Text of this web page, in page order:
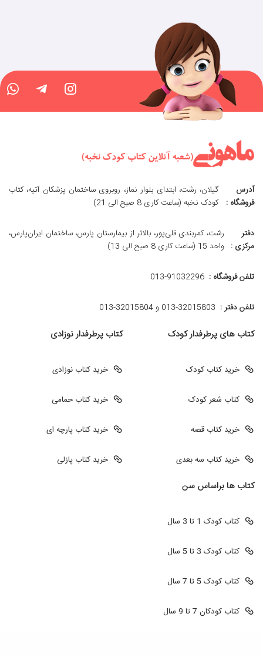
آدرس
فروشگاه :
گیلان، رشت، ابتدای بلوار نماز، روبروی ساختمان پزشکان آتیه، کتاب
کودک نخبه (ساعت کاری 8 صبح الی 21)
دفتر
مرکزی :
رشت، کمربندی قلی‌پور، بالاتر از بیمارستان پارس، ساختمان ایران‌پارس،
واحد 15 (ساعت کاری 8 صبح الی 13)
تلفن فروشگاه : 013-91032296
تلفن دفتر : 013-32015803 و 32015804-013
کتاب های پرطرفدار کودک
خرید کتاب کودک
کتاب شعر کودک
خرید کتاب قصه
خرید کتاب سه بعدی
کتاب پرطرفدار نوزادی
خرید کتاب نوزادی
خرید کتاب حمامی
خرید کتاب پارچه ای
خرید کتاب پازلی
کتاب ها براساس سن
کتاب کودک 1 تا 3 سال
کتاب کودک 3 تا 5 سال
کتاب کودک 5 تا 7 سال
کتاب کودکان 7 تا 9 سال